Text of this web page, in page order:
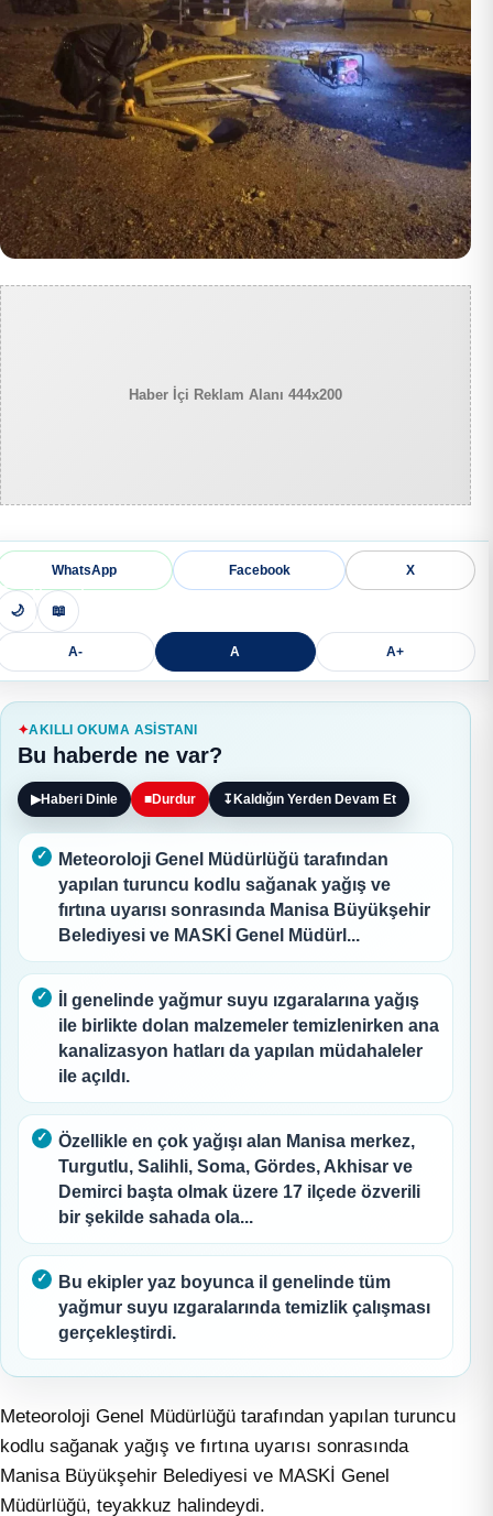
Haber İçi Reklam Alanı 444x200
WhatsApp Facebook X
🌙 📖
A- A A+
AKILLI OKUMA ASISTANI
Bu haberde ne var?
▶Haberi Dinle ■Durdur ↧Kaldığın Yerden Devam Et
Meteoroloji Genel Müdürlüğü tarafından
yapılan turuncu kodlu sağanak yağış ve
fırtına uyarısı sonrasında Manisa Büyükşehir
Belediyesi ve MASKİ Genel Müdürl...
İl genelinde yağmur suyu ızgaralarına yağış
ile birlikte dolan malzemeler temizlenirken ana
kanalizasyon hatları da yapılan müdahaleler
ile açıldı.
Özellikle en çok yağışı alan Manisa merkez,
Turgutlu, Salihli, Soma, Gördes, Akhisar ve
Demirci başta olmak üzere 17 ilçede özverili
bir şekilde sahada ola...
Bu ekipler yaz boyunca il genelinde tüm
yağmur suyu ızgaralarında temizlik çalışması
gerçekleştirdi.
Meteoroloji Genel Müdürlüğü tarafından yapılan turuncu
kodlu sağanak yağış ve fırtına uyarısı sonrasında
Manisa Büyükşehir Belediyesi ve MASKİ Genel
Müdürlüğü, teyakkuz halindeydi.